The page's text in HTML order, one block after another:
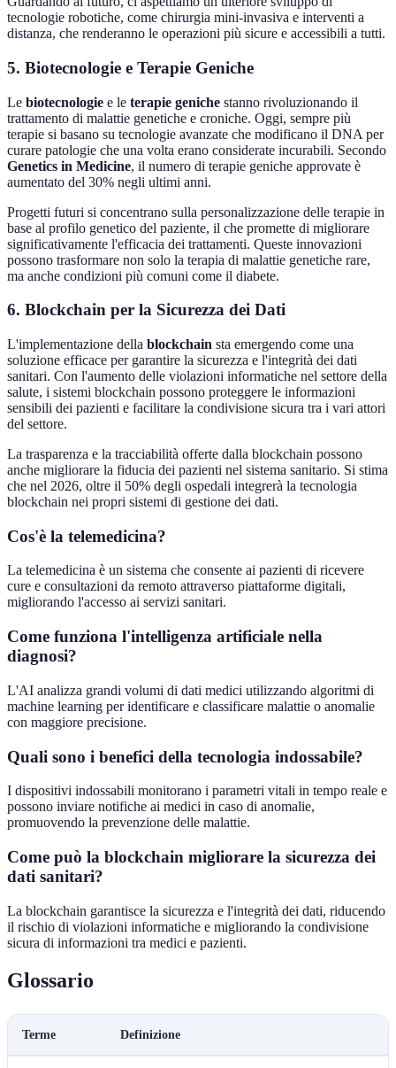
tecnologie robotiche, come chirurgia mini-invasiva e interventi a
distanza, che renderanno le operazioni più sicure e accessibili a tutti.
5. Biotecnologie e Terapie Geniche
Le biotecnologie e le terapie geniche stanno rivoluzionando il
trattamento di malattie genetiche e croniche. Oggi, sempre più
terapie si basano su tecnologie avanzate che modificano il DNA per
curare patologie che una volta erano considerate incurabili. Secondo
Genetics in Medicine, il numero di terapie geniche approvate è
aumentato del 30% negli ultimi anni.
Progetti futuri si concentrano sulla personalizzazione delle terapie in
base al profilo genetico del paziente, il che promette di migliorare
significativamente l'efficacia dei trattamenti. Queste innovazioni
possono trasformare non solo la terapia di malattie genetiche rare,
ma anche condizioni più comuni come il diabete.
6. Blockchain per la Sicurezza dei Dati
L'implementazione della blockchain sta emergendo come una
soluzione efficace per garantire la sicurezza e l'integrità dei dati
sanitari. Con l'aumento delle violazioni informatiche nel settore della
salute, i sistemi blockchain possono proteggere le informazioni
sensibili dei pazienti e facilitare la condivisione sicura tra i vari attori
del settore.
La trasparenza e la tracciabilità offerte dalla blockchain possono
anche migliorare la fiducia dei pazienti nel sistema sanitario. Si stima
che nel 2026, oltre il 50% degli ospedali integrerà la tecnologia
blockchain nei propri sistemi di gestione dei dati.
Cos'è la telemedicina?
La telemedicina è un sistema che consente ai pazienti di ricevere
cure e consultazioni da remoto attraverso piattaforme digitali,
migliorando l'accesso ai servizi sanitari.
Come funziona l'intelligenza artificiale nella
diagnosi?
L'AI analizza grandi volumi di dati medici utilizzando algoritmi di
machine learning per identificare e classificare malattie o anomalie
con maggiore precisione.
Quali sono i benefici della tecnologia indossabile?
I dispositivi indossabili monitorano i parametri vitali in tempo reale e
possono inviare notifiche ai medici in caso di anomalie,
promuovendo la prevenzione delle malattie.
Come può la blockchain migliorare la sicurezza dei
dati sanitari?
La blockchain garantisce la sicurezza e l'integrità dei dati, riducendo
il rischio di violazioni informatiche e migliorando la condivisione
sicura di informazioni tra medici e pazienti.
Glossario
Terme Definizione